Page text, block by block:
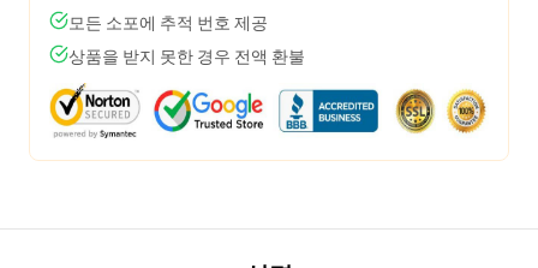
모든 소포에 추적 번호 제공
상품을 받지 못한 경우 전액 환불